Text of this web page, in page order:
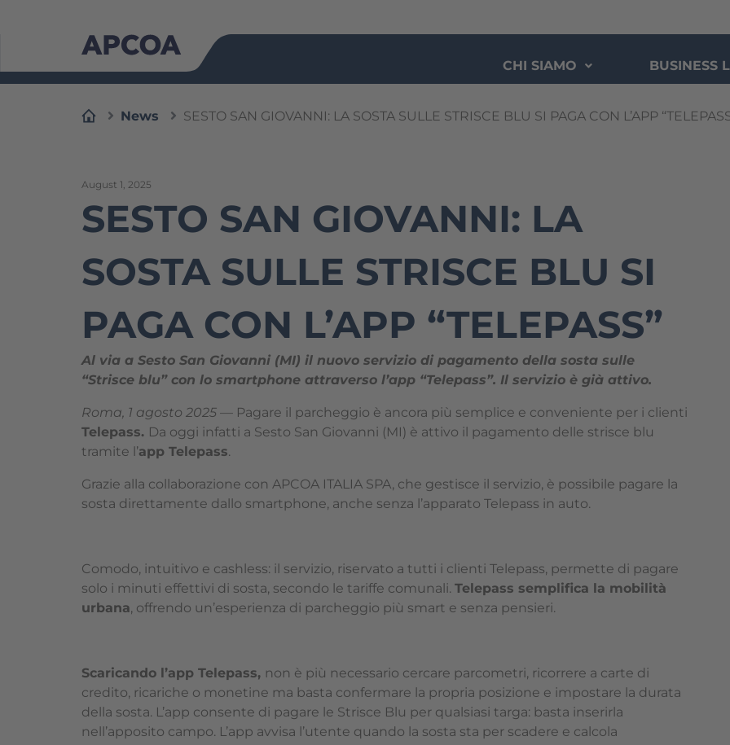
CHI SIAMO BUSINESS
News SESTO SAN GIOVANNI: LA SOSTA SULLE STRISCE BLU SI PAGA CON L’APP
August 1, 2025
SESTO SAN GIOVANNI: LA
SOSTA SULLE STRISCE BLU SI
PAGA CON L’APP “TELEPASS”
Al via a Sesto San Giovanni (MI) il nuovo servizio di pagamento della sosta sulle
“Strisce blu” con lo smartphone attraverso l’app “Telepass”. Il servizio è già attivo.
Roma, 1 agosto 2025 — Pagare il parcheggio è ancora più semplice e conveniente per i clienti
Telepass. Da oggi infatti a Sesto San Giovanni (MI) è attivo il pagamento delle strisce blu
tramite l’app Telepass.
Grazie alla collaborazione con APCOA ITALIA SPA, che gestisce il servizio, è possibile pagare la
sosta direttamente dallo smartphone, anche senza l’apparato Telepass in auto.
Comodo, intuitivo e cashless: il servizio, riservato a tutti i clienti Telepass, permette di pagare
solo i minuti effettivi di sosta, secondo le tariffe comunali. Telepass semplifica la mobilità
urbana, offrendo un’esperienza di parcheggio più smart e senza pensieri.
Scaricando l’app Telepass, non è più necessario cercare parcometri, ricorrere a carte di
credito, ricariche o monetine ma basta confermare la propria posizione e impostare la durata
della sosta. L’app consente di pagare le Strisce Blu per qualsiasi targa: basta inserirla
nell’apposito campo. L’app avvisa l’utente quando la sosta sta per scadere e calcola